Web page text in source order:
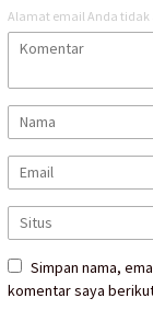
Alamat email Anda
Simpan nama,
komentar saya